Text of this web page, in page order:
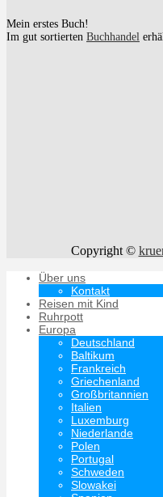
Mein erstes Buch!
Im gut sortierten Buchhandel
Copyright ©
Über uns
Kontakt
Reisen mit Kind
Ruhrpott
Europa
Deutschland
Baltikum
Frankreich
Griechenland
Großbritannien
Italien
Luxemburg
Niederlande
Polen
Portugal
Schweden
Slowakei